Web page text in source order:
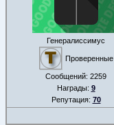
Генералиссимус
Проверенные
Сообщений: 2259
Награды: 9
Репутация: 70